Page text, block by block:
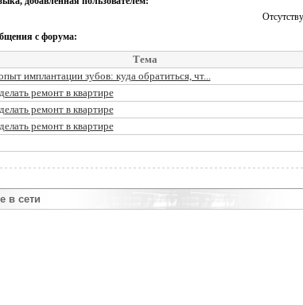
с форума:
Тема
имплантации зубов: куда обратиться, чт...
ремонт в квартире
ремонт в квартире
ремонт в квартире
в сети